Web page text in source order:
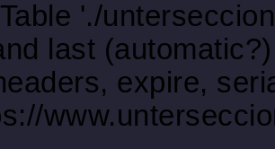
'./
last
expire,